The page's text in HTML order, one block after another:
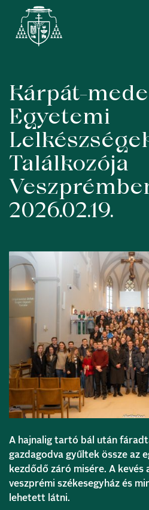
Skip
content
Kárpát-
Egyetemi
Találkozója
2026.02.19.
A hajnalig tartó bál után
gazdagodva gyűltek össze az
kezdődő záró misére. A kevés
veszprémi székesegyház és
lehetett látni.